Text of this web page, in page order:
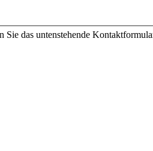
das untenstehende